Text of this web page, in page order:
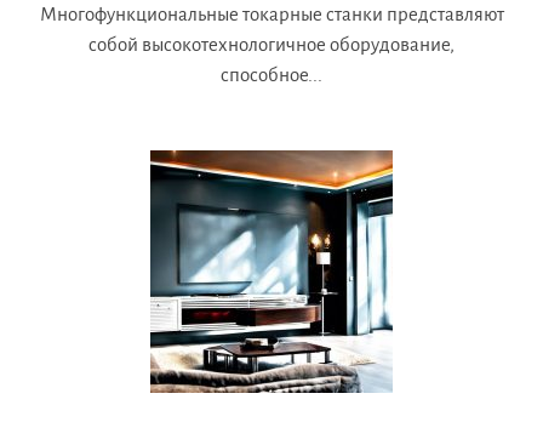
Многофункциональные токарные станки представляют
собой высокотехнологичное оборудование,
способное...